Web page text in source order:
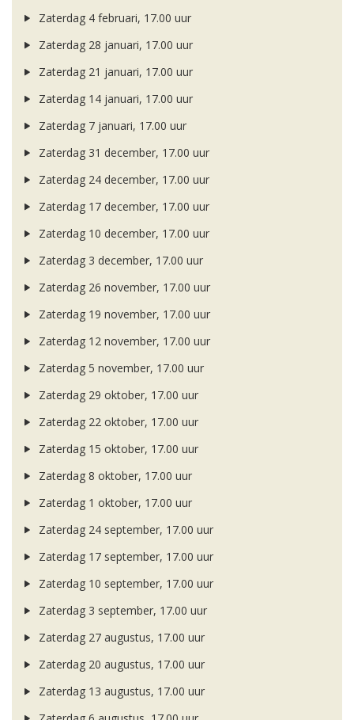
Zaterdag 4 februari, 17.00 uur
Zaterdag 28 januari, 17.00 uur
Zaterdag 21 januari, 17.00 uur
Zaterdag 14 januari, 17.00 uur
Zaterdag 7 januari, 17.00 uur
Zaterdag 31 december, 17.00 uur
Zaterdag 24 december, 17.00 uur
Zaterdag 17 december, 17.00 uur
Zaterdag 10 december, 17.00 uur
Zaterdag 3 december, 17.00 uur
Zaterdag 26 november, 17.00 uur
Zaterdag 19 november, 17.00 uur
Zaterdag 12 november, 17.00 uur
Zaterdag 5 november, 17.00 uur
Zaterdag 29 oktober, 17.00 uur
Zaterdag 22 oktober, 17.00 uur
Zaterdag 15 oktober, 17.00 uur
Zaterdag 8 oktober, 17.00 uur
Zaterdag 1 oktober, 17.00 uur
Zaterdag 24 september, 17.00 uur
Zaterdag 17 september, 17.00 uur
Zaterdag 10 september, 17.00 uur
Zaterdag 3 september, 17.00 uur
Zaterdag 27 augustus, 17.00 uur
Zaterdag 20 augustus, 17.00 uur
Zaterdag 13 augustus, 17.00 uur